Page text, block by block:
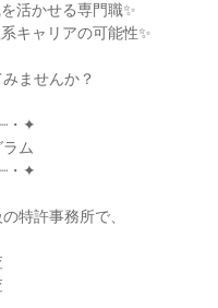
活かせる専門職✨
キャリアの可能性✨
ませんか？
・✦
ム
・✦
特許事務所で、